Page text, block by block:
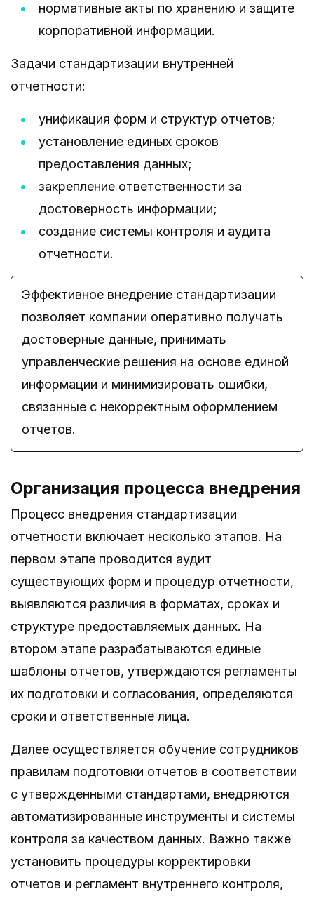
нормативные акты по хранению и защите
корпоративной информации.
Задачи стандартизации внутренней
отчетности:
унификация форм и структур отчетов;
установление единых сроков
предоставления данных;
закрепление ответственности за
достоверность информации;
создание системы контроля и аудита
отчетности.
Эффективное внедрение стандартизации
позволяет компании оперативно получать
достоверные данные, принимать
управленческие решения на основе единой
информации и минимизировать ошибки,
связанные с некорректным оформлением
отчетов.
Организация процесса внедрения
Процесс внедрения стандартизации
отчетности включает несколько этапов. На
первом этапе проводится аудит
существующих форм и процедур отчетности,
выявляются различия в форматах, сроках и
структуре предоставляемых данных. На
втором этапе разрабатываются единые
шаблоны отчетов, утверждаются регламенты
их подготовки и согласования, определяются
сроки и ответственные лица.
Далее осуществляется обучение сотрудников
правилам подготовки отчетов в соответствии
с утвержденными стандартами, внедряются
автоматизированные инструменты и системы
контроля за качеством данных. Важно также
установить процедуры корректировки
отчетов и регламент внутреннего контроля,